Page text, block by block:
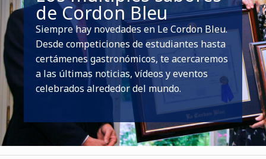
de Cordon Bleu
Siempre hay novedades en Le Cordon Bleu.
Desde competiciones de estudiantes hasta
certámenes gastronómicos, te acercaremos
a las últimas noticias, vídeos y eventos
celebrados alrededor del mundo.